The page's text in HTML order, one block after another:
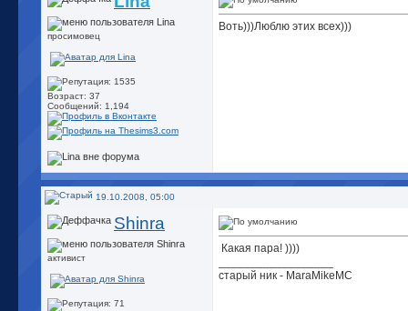
просимовец
Возраст: 37
Сообщений: 1,194
Воть)))Люблю этих всех)))
19.10.2008, 05:00
Shinra
активист
Какая пара! ))))
старый ник - MaraMikeMC